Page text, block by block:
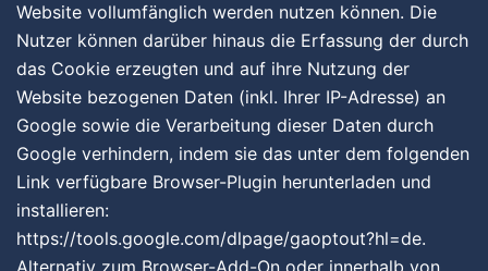
Website vollumfänglich werden nutzen können. Die
Nutzer können darüber hinaus die Erfassung der durch
das Cookie erzeugten und auf ihre Nutzung der
Website bezogenen Daten (inkl. Ihrer IP-Adresse) an
Google sowie die Verarbeitung dieser Daten durch
Google verhindern, indem sie das unter dem folgenden
Link verfügbare Browser-Plugin herunterladen und
installieren:
https://tools.google.com/dlpage/gaoptout?hl=de.